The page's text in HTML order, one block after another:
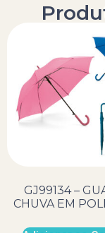
GJ99134 –
CHUVA EM